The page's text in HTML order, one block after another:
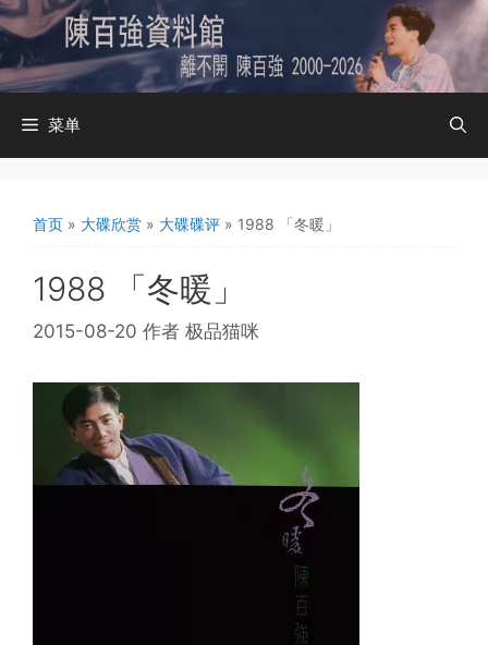
跳
至
内
容
菜单
首页 » 大碟欣赏 » 大碟碟评 » 1988 「冬暖」
1988 「冬暖」
2015-08-20 作者 极品猫咪